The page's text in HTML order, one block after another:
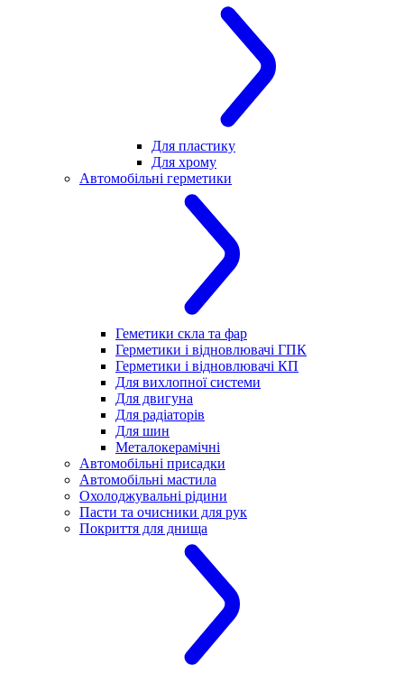
Для пластику
Для хрому
Автомобільні герметики
Геметики скла та фар
Герметики і відновлювачі ГПК
Герметики і відновлювачі КП
Для вихлопної системи
Для двигуна
Для радіаторів
Для шин
Металокерамічні
Автомобільні присадки
Автомобільні мастила
Охолоджувальні рідини
Пасти та очисники для рук
Покриття для днища